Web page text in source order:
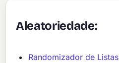
Aleatoriedade:
Randomizador de Listas